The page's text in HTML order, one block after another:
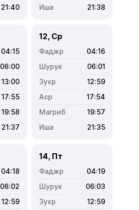
21:40
21:38
04:15
06:00
13:00
17:55
19:58
21:37
12, Ср
04:16
06:01
12:59
17:54
19:57
21:35
04:18
06:02
12:59
14, Пт
04:19
06:03
12:59